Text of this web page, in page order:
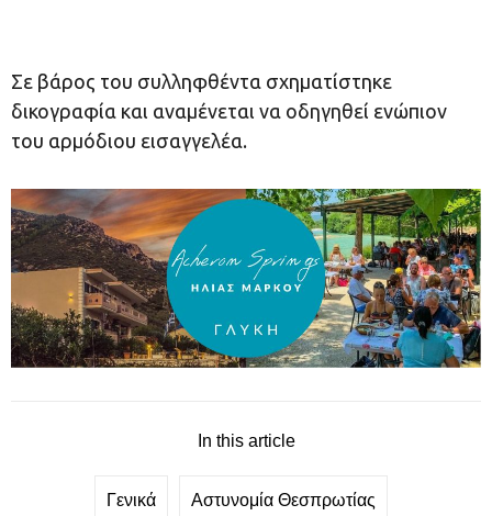
Σε βάρος του συλληφθέντα σχηματίστηκε
δικογραφία και αναμένεται να οδηγηθεί ενώπιον
του αρμόδιου εισαγγελέα.
In this article
Γενικά Αστυνομία Θεσπρωτίας